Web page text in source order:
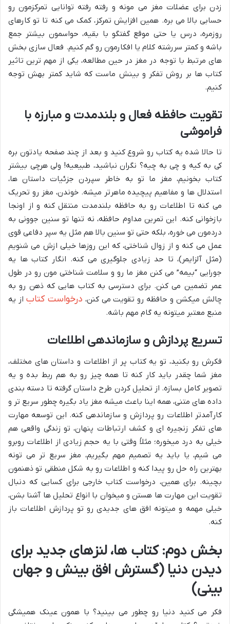
زدن برای عضلات مغز می مونه و رفته رفته توانایی تمرکزمون رو
حسابی بالا می بره. همین افزایش تمرکز، کمک می کنه تا تو کارهای
روزمره، درس یا حتی موقع گفتگو با بقیه، حواسمون بیشتر جمع
باشه و کمتر سررشته کلام یا افکارمون رو گم کنیم. فعال سازی بخش
های مرتبط با توجه در مغز در حین مطالعه، یکی از مهم ترین تاثیر
کتاب ها بر روش تفکر و بینش ماست که شاید کمتر بهش توجه
کنیم.
تقویت حافظه فعال و بلندمدت و مبارزه با
فراموشی
تا حالا شده یه کتاب رو شروع کنید و بعد از چند صفحه یادتون بره
کی به کیه و چی به چیه؟ نگران نباشید، طبیعیه! ولی هرچی بیشتر
کتاب بخونیم، مغز ما تو به خاطر سپردن جزئیات داستان ها،
استدلال ها و مفاهیم پیچیده ماهرتر میشه. خوندن، مغز رو تحریک
می کنه تا اطلاعات رو به حافظه بلندمدت منتقل کنه و از اونجا
بازخوانی کنه. این تمرین مداوم حافظه، نه تنها تو سنین جوونی به
دردمون می خوره، بلکه حتی تو سنین بالا هم مثل یه سپر دفاعی قوی
عمل می کنه و از زوال شناختی، که این روزها خیلی ازش می شنویم
(مثل آلزایمر)، تا حد زیادی جلوگیری می کنه. انگار کتاب ها یه
جورایی “بیمه” می کنن مغز ما رو و سلامت شناختی مون رو در طول
عمر تضمین می کنن. برای دسترسی به کتاب هایی که ذهن رو به
چالش میکشن و حافظه رو تقویت می کنن، درخواست کتاب از یه
منبع معتبر میتونه یه گام مهم باشه.
تسریع پردازش و سازماندهی اطلاعات
فکرش رو بکنید، تو یه کتاب پر از اطلاعات و داستان های مختلف،
مغز شما چقدر باید کار کنه تا همه چیز رو به هم ربط بده و یه
تصویر کامل بسازه. از تحلیل کردن طرح داستان گرفته تا دسته بندی
داده های متنی، همه اینا باعث میشه مغز یاد بگیره چطور سریع تر و
کارآمدتر اطلاعات رو پردازش و سازماندهی کنه. این توسعه مهارت
های تفکر زنجیره ای و کشف ارتباطات پنهان، تو زندگی واقعی هم
خیلی به درد میخوره؛ مثلاً وقتی با یه حجم زیادی از اطلاعات روبرو
می شیم، یا باید یه تصمیم مهم بگیریم، مغز سریع تر می تونه
بهترین راه حل رو پیدا کنه و اطلاعات رو به شکل منطقی تو ذهنمون
بچینه. برای همین، درخواست کتاب خارجی برای کسایی که دنبال
تقویت این مهارت ها هستن و میخوان با انواع تحلیل ها آشنا بشن،
خیلی مهمه و میتونه افق های جدیدی رو تو پردازش اطلاعات باز
کنه.
بخش دوم: کتاب ها، لنزهای جدید برای
دیدن دنیا (گسترش افق بینش و جهان
بینی)
فکر می کنید دنیا رو چطور می بینید؟ با همون عینک همیشگی